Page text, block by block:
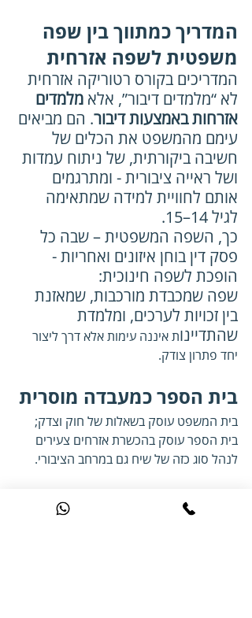
המדריך כמתווך בין שפה
משפטית לשפה אזרחית
המדריכים בקורס רטוריקה אזרחית
לא “מלמדים דיבור”, אלא מלמדים
אזרחות באמצעות דיבור. הם מביאים
עימם מהמשפט את הכלים של
חשיבה ביקורתית, של ניתוח עמדות
ושל ראייה ציבורית - ומתרגמים
אותם לחוויית למידה שמתאימה
לגיל 14–15.
כך, השפה המשפטית – שבה כל
פסק דין בוחן איזונים ואחריות -
הופכת לשפה חינוכית:
שפה שמכבדת מורכבות, שמאזנת
בין זכויות לערכים, ומלמדת
שהתדיינות איננה עימות אלא דרך ליצור
יחד פתרון צודק.
בית הספר כמעבדה מוסרית
בית המשפט עוסק בשאלות של חוק וצדק;
בית הספר עוסק בהכשרת אזרחים צעירים
לנהל סוג כזה של שיח גם במרחב הציבורי.
התאמה לחטיבה- אך נשמרים בה עקרונות